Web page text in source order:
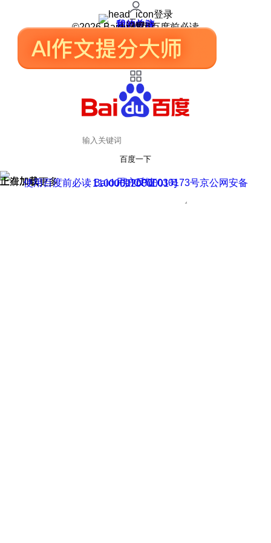
登录
我的关注
我的收藏
皮肤中心
用户反馈
设置
©2026 Baidu 使用百度前必读
百度一下
正在加载
上滑加载更多 用户反馈
使用百度前必读 Baidu 京ICP证030173号
京公网安备11000002000001号